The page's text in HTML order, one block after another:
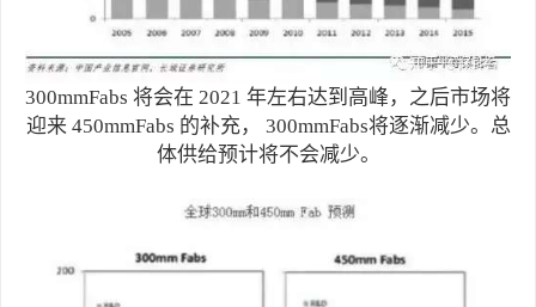
300mmFabs 将会在 2021 年左右达到高峰，之后市场将
迎来 450mmFabs 的补充， 300mmFabs将逐渐减少。总
体供给预计将不会减少。